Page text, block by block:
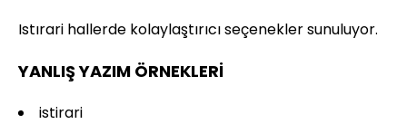
Istırari hallerde kolaylaştırıcı seçenekler sunuluyor.
YANLIŞ YAZIM ÖRNEKLERİ
istirari